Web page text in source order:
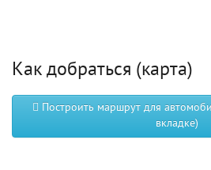
Как добраться (карта)
Построить маршрут для
вкладке)